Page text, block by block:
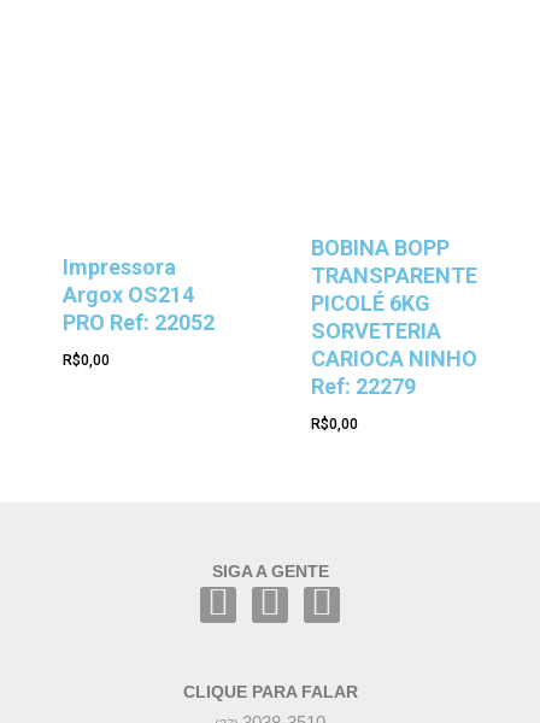
Impressora
Argox OS214
PRO Ref: 22052
R$0,00
BOBINA BOPP
TRANSPARENTE
PICOLÉ 6KG
SORVETERIA
CARIOCA NINHO
Ref: 22279
R$0,00
SIGA A GENTE
CLIQUE PARA FALAR